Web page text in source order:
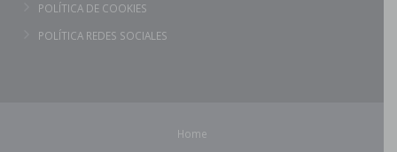
POLÍTICA DE COOKIES
POLÍTICA REDES SOCIALES
Home